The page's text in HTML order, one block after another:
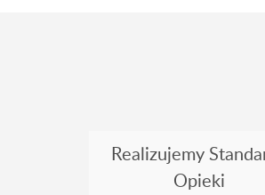
Realizujemy
Opieki